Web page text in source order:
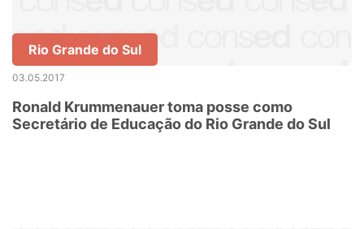
Rio Grande do Sul
03.05.2017
Ronald Krummenauer toma posse como
Secretário de Educação do Rio Grande do Sul